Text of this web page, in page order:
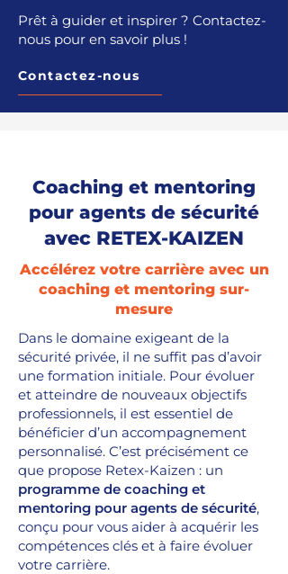
Prêt à guider et inspirer ? Contactez-
nous pour en savoir plus !
Contactez-nous
Coaching et mentoring
pour agents de sécurité
avec RETEX-KAIZEN
Accélérez votre carrière avec un
coaching et mentoring sur-
mesure
Dans le domaine exigeant de la
sécurité privée, il ne suffit pas d’avoir
une formation initiale. Pour évoluer
et atteindre de nouveaux objectifs
professionnels, il est essentiel de
bénéficier d’un accompagnement
personnalisé. C’est précisément ce
que propose Retex-Kaizen : un
programme de coaching et
mentoring pour agents de sécurité,
conçu pour vous aider à acquérir les
compétences clés et à faire évoluer
votre carrière.